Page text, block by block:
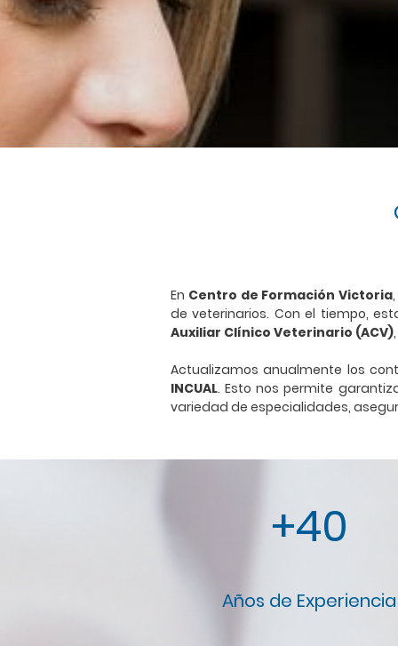
En Centro de Formación Victoria
de veterinarios. Con el tiempo,
Auxiliar Clínico Veterinario (ACV)
Actualizamos anualmente los
INCUAL. Esto nos permite
variedad de especialidades,
+40
Años de Experiencia